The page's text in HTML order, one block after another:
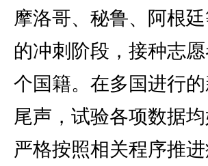
摩洛哥、秘鲁、阿根
的冲刺阶段，接种志
个国籍。在多国进行
尾声，试验各项数据
严格按照相关程序推